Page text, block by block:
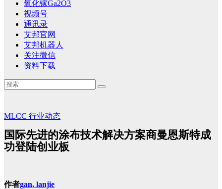
氧化镓Ga2O3
视频号
通讯录
艾邦官网
艾邦机器人
关注微信
资料下载
MLCC 行业动态
国际先进的涂布技术解决方案商曼恩斯特成
功登陆创业板
作者gan, lanjie